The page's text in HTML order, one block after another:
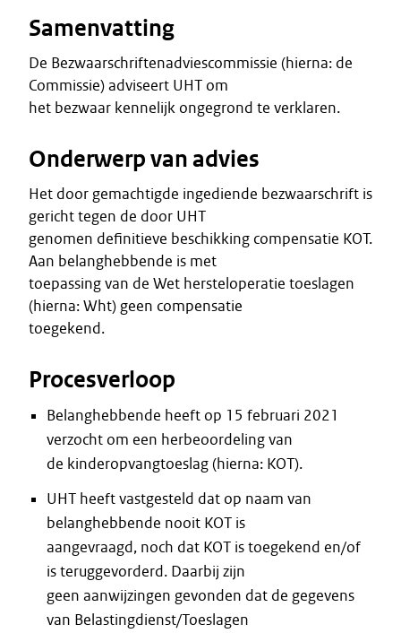
Samenvatting
De Bezwaarschriftenadviescommissie (hierna: de
Commissie) adviseert UHT om
het bezwaar kennelijk ongegrond te verklaren.
Onderwerp van advies
Het door gemachtigde ingediende bezwaarschrift is
gericht tegen de door UHT
genomen definitieve beschikking compensatie KOT.
Aan belanghebbende is met
toepassing van de Wet hersteloperatie toeslagen
(hierna: Wht) geen compensatie
toegekend.
Procesverloop
Belanghebbende heeft op 15 februari 2021
verzocht om een herbeoordeling van
de kinderopvangtoeslag (hierna: KOT).
UHT heeft vastgesteld dat op naam van
belanghebbende nooit KOT is
aangevraagd, noch dat KOT is toegekend en/of
is teruggevorderd. Daarbij zijn
geen aanwijzingen gevonden dat de gegevens
van Belastingdienst/Toeslagen